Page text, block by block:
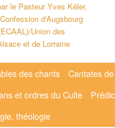
des chants
Cantates
et ordres du Culte
théologie